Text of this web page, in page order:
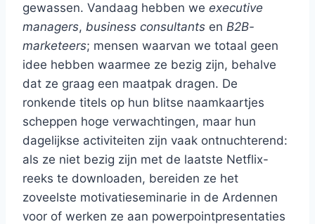
gewassen. Vandaag hebben we executive
managers, business consultants en B2B-
marketeers; mensen waarvan we totaal geen
idee hebben waarmee ze bezig zijn, behalve
dat ze graag een maatpak dragen. De
ronkende titels op hun blitse naamkaartjes
scheppen hoge verwachtingen, maar hun
dagelijkse activiteiten zijn vaak ontnuchterend:
als ze niet bezig zijn met de laatste Netflix-
reeks te downloaden, bereiden ze het
zoveelste motivatieseminarie in de Ardennen
voor of werken ze aan powerpointpresentaties